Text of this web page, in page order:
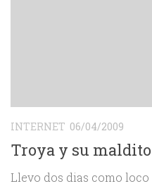
INTERNET 06/04/2009
Troya y su
Llevo dos dias como